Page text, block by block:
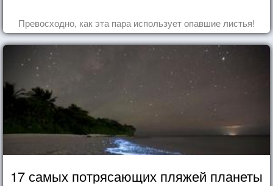
Превосходно, как эта пара использует опавшие листья!
17 самых потрясающих пляжей планеты